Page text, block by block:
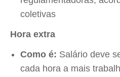
coletivas
Hora extra
Como é: Salário deve
cada hora a mais